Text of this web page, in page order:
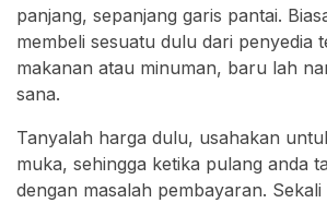
panjang, sepanjang garis pantai.
membeli sesuatu dulu dari penyedia
makanan atau minuman, baru lah
sana.
Tanyalah harga dulu, usahakan
muka, sehingga ketika pulang anda
dengan masalah pembayaran.